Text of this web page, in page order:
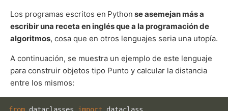
Los programas escritos en Python se asemejan más a
escribir una receta en inglés que a la programación de
algoritmos, cosa que en otros lenguajes seria una utopía.
A continuación, se muestra un ejemplo de este lenguaje
para construir objetos tipo Punto y calcular la distancia
entre los mismos: